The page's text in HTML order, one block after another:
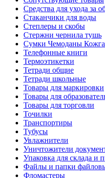
Средства для ухода за
Стаканчики для воды
Степлеры и скобы
Стержни чернила тушь
Сумки Чемоданы
Телефонные книги
Термоэтикетки
Тетради общие
Тетради школьные
Товары для маркировки
Товары для
Товары для торговли
Точилки
Транспортиры
Тубусы
Увлажнители
Уничтожители
Упаковка для склада и
Файлы и папки
Фломастеры